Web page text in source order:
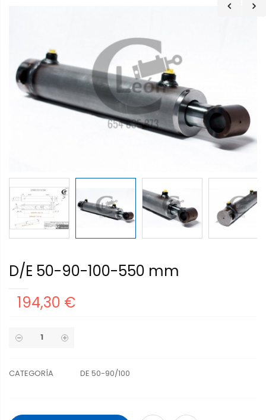
D/E 50-90-100-550 mm
194,30 €
CATEGORÍA DE 50-90/100